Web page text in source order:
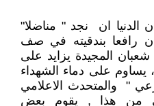
ان نجد " مناضلا"
رافعا بندقيته في صف
المجيدة يزايد على
على دماء الشهداء
" والمتحدث الاعلامي
من هذا , يقوم بعض